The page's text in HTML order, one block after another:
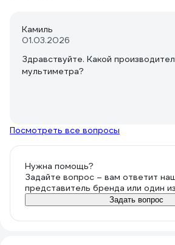
Камиль
01.03.2026
Здравствуйте. Какой
мультиметра?
Посмотреть все вопросы
Нужна помощь?
Задайте вопрос – вам ответит
представитель бренда или один
Задать вопрос